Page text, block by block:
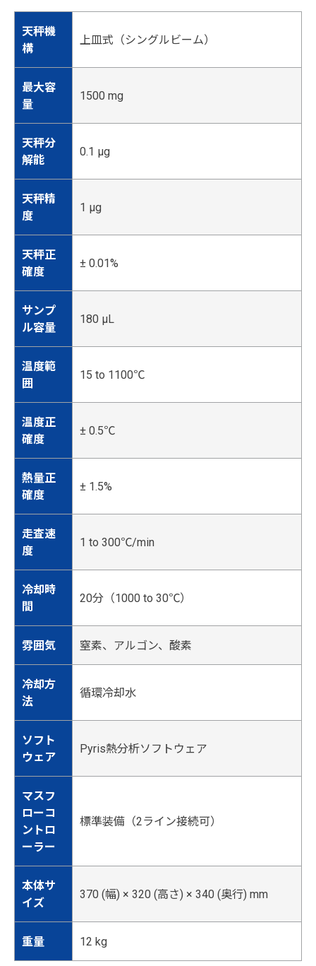
天秤機
構
上皿式（シングルビーム）
最大容
量
1500 mg
天秤分
解能
0.1 µg
天秤精
度
1 µg
天秤正
確度
± 0.01%
サンプ
ル容量
180 µL
温度範
囲
15 to 1100℃
温度正
確度
± 0.5℃
熱量正
確度
± 1.5%
走査速
度
1 to 300℃/min
冷却時
間
20分（1000 to 30℃）
雰囲気 窒素、アルゴン、酸素
冷却方
法
循環冷却水
ソフト
ウェア
Pyris熱分析ソフトウェア
マスフ
ローコ
ントロ
ーラー
標準装備（2ライン接続可）
本体サ
イズ
370 (幅) × 320 (高さ) × 340 (奥行) mm
重量 12 kg